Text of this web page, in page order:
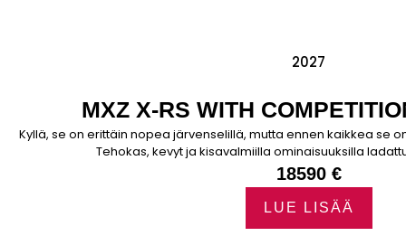
2027
MXZ X-RS WITH
Kyllä, se on erittäin nopea järvenselillä, mutta ennen kaikkea se
Tehokas, kevyt ja kisavalmiilla ominaisuuksilla
18590 €
LUE LISÄÄ